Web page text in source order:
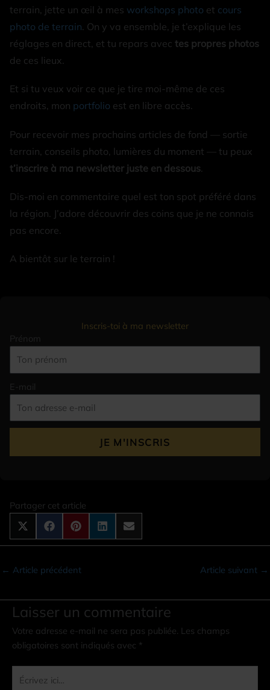
terrain, jette un œil à mes workshops photo et cours
photo de terrain. On y va ensemble, je t’explique les
réglages en direct, et tu repars avec tes propres photos
de ces lieux.
Et si tu veux voir ce que je tire moi-même de ces
endroits, mon portfolio est en libre accès.
Pour recevoir mes prochains articles de fond — sortie
terrain, conseils photo, lumières du moment — tu peux
t’inscrire à ma newsletter juste en dessous
Dis-moi en commentaire quel est ton spot préféré dans
la région. J’adore découvrir des coins que je ne connais
pas encore.
A bientôt sur le terrain !
Inscris-toi à ma newsletter
Prénom
E-mail
JE M'INSCRIS
Partager cet article
← Article précédent Article suivant →
Laisser un commentaire
Votre adresse e-mail ne sera pas publiée. Les champs
obligatoires sont indiqués avec *
ici…